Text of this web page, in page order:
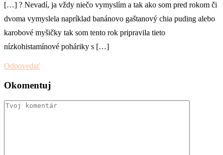
[…] ? Nevadí, ja vždy niečo vymyslím a tak ako som pred rokom či
dvoma vymyslela napríklad banánovo gaštanový chia puding alebo
karobové myšičky tak som tento rok pripravila tieto
nízkohistamínové poháriky s […]
Odpovedať
Okomentuj